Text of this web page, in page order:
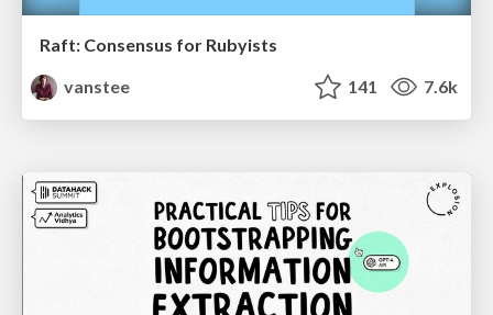
Raft: Consensus for Rubyists
vanstee
141 7.6k